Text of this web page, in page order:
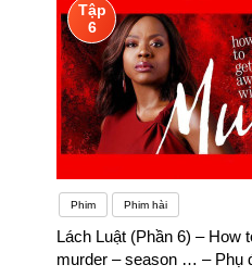
Tập
6
Phim Phim hài
Lách Luật (Phần 6) – How
murder – season … – Phụ